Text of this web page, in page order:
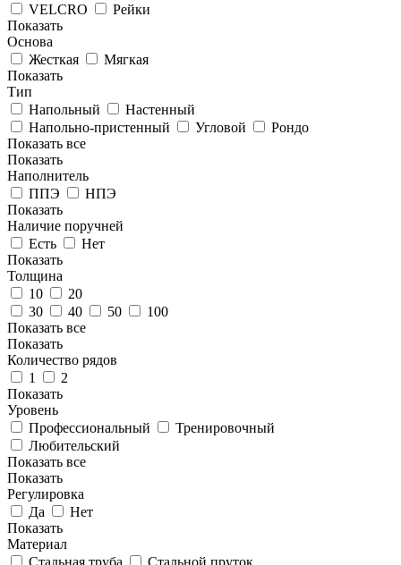
VELCRO
Рейки
Показать
Основа
Жесткая
Мягкая
Показать
Тип
Напольный
Настенный
Напольно-пристенный
Угловой
Рондо
Показать все
Показать
Наполнитель
ППЭ
НПЭ
Показать
Наличие поручней
Есть
Нет
Показать
Толщина
10
20
30
40 50
100
Показать все
Показать
Количество рядов
1
2
Показать
Уровень
Профессиональный
Тренировочный
Любительский
Показать все
Показать
Регулировка
Да
Нет
Показать
Материал
Стальная труба
Стальной пруток